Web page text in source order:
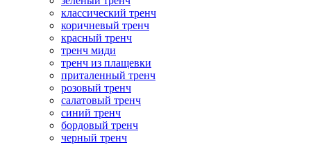
классический тренч
коричневый тренч
красный тренч
тренч миди
тренч из плащевки
приталенный тренч
розовый тренч
салатовый тренч
синий тренч
бордовый тренч
черный тренч